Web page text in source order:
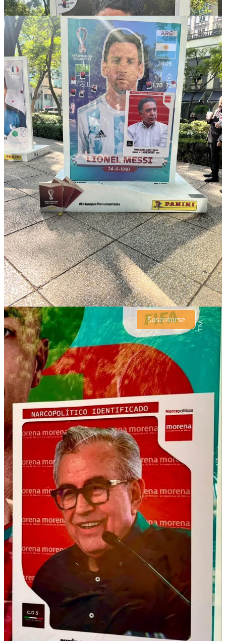
Compartir
Discusión sobre este post
Comentarios Restacks
Lo mejor de Último Debates
Sin posts
Por supuesto, sigue adelante.
Suscribirse
© 2026 analisis.mx ·Privacidad∙ Términos Aviso de recolección
Crea tu Substack
Descargar la app
Substackes el hogar de la gran cultura